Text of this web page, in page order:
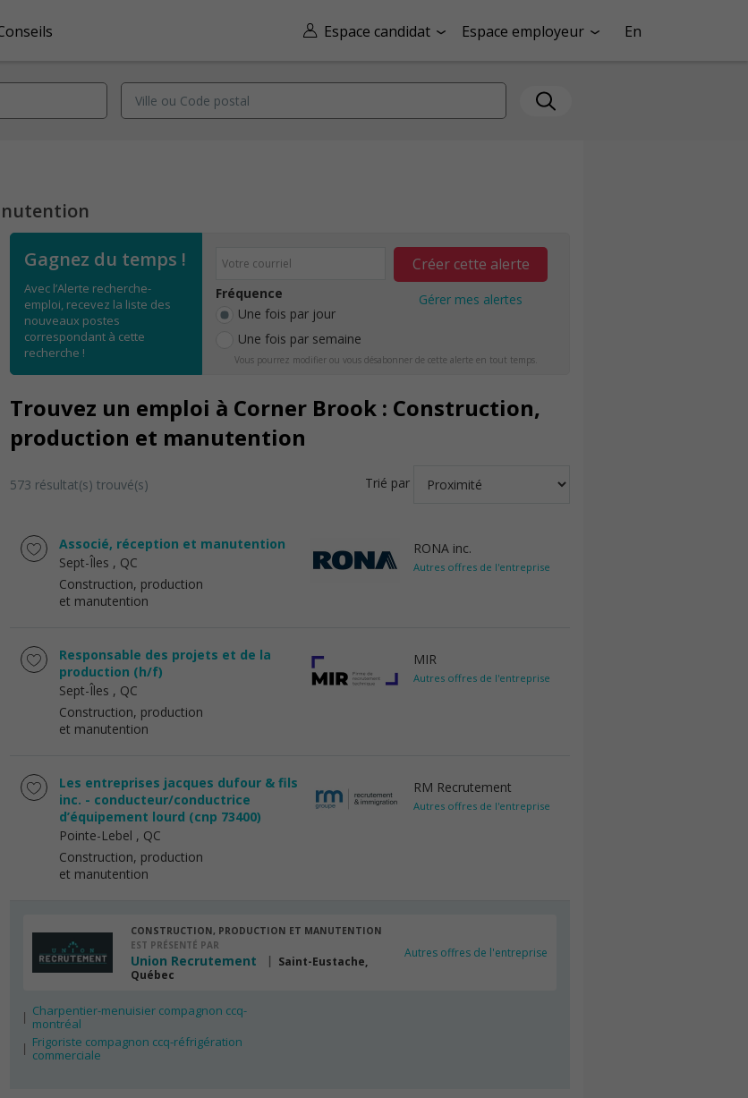
Espace candidat Espace employeur En
Gagnez du temps !
Avec l’Alerte recherche-
emploi, recevez la liste des
nouveaux postes
correspondant à cette
recherche !
Fréquence
Une fois par jour
Une fois par semaine
Créer cette alerte
Gérer mes alertes
Vous pourrez modifier ou vous désabonner de cette alerte en tout temps.
Trouvez un emploi à Corner Brook : Construction,
production et manutention
573 résultat(s) trouvé(s) Trié par
Associé, réception et manutention
Sept-Îles , QC
Construction, production
et manutention
RONA inc.
Autres offres de l'entreprise
Responsable des projets et de la
production (h/f)
Sept-Îles , QC
Construction, production
et manutention
MIR
Autres offres de l'entreprise
Les entreprises jacques dufour & fils
inc. - conducteur/conductrice
d’équipement lourd (cnp 73400)
Pointe-Lebel , QC
Construction, production
et manutention
RM Recrutement
Autres offres de l'entreprise
CONSTRUCTION, PRODUCTION ET MANUTENTION
EST PRÉSENTÉ PAR
Union Recrutement
Saint-Eustache,
Québec
Autres offres de l'entreprise
Charpentier-menuisier compagnon ccq-
montréal
Frigoriste compagnon ccq-réfrigération
commerciale